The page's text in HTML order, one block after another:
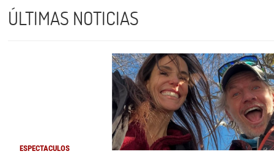
ÚLTIMAS NOTICIAS
ESPECTACULOS